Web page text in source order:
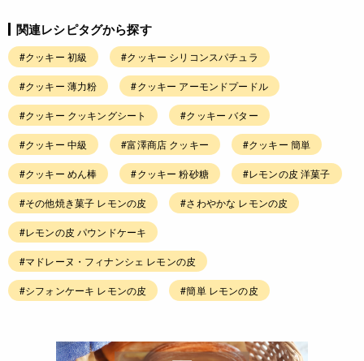
関連レシピタグから探す
#クッキー 初級 #クッキー シリコンスパチュラ
#クッキー 薄力粉 #クッキー アーモンドプードル
#クッキー クッキングシート #クッキー バター
#クッキー 中級 #富澤商店 クッキー #クッキー 簡単
#クッキー めん棒 #クッキー 粉砂糖 #レモンの皮 洋菓子
#その他焼き菓子 レモンの皮 #さわやかな レモンの皮
#レモンの皮 パウンドケーキ
#マドレーヌ・フィナンシェ レモンの皮
#シフォンケーキ レモンの皮 #簡単 レモンの皮